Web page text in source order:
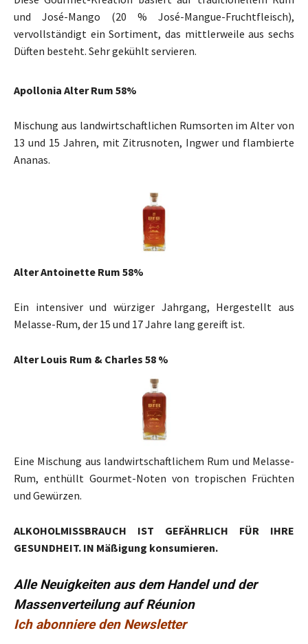
und José-Mango (20 % José-Mangue-Fruchtfleisch),
vervollständigt ein Sortiment, das mittlerweile aus sechs
Düften besteht. Sehr gekühlt servieren.
Apollonia Alter Rum 58%
Mischung aus landwirtschaftlichen Rumsorten im Alter von
13 und 15 Jahren, mit Zitrusnoten, Ingwer und flambierte
Ananas.
Alter Antoinette Rum 58%
Ein intensiver und würziger Jahrgang, Hergestellt aus
Melasse-Rum, der 15 und 17 Jahre lang gereift ist.
Alter Louis Rum & Charles 58 %
Eine Mischung aus landwirtschaftlichem Rum und Melasse-
Rum, enthüllt Gourmet-Noten von tropischen Früchten
und Gewürzen.
ALKOHOLMISSBRAUCH IST GEFÄHRLICH FÜR IHRE
GESUNDHEIT. IN Mäßigung konsumieren.
Alle Neuigkeiten aus dem Handel und der
Massenverteilung auf Réunion
Ich abonniere den Newsletter